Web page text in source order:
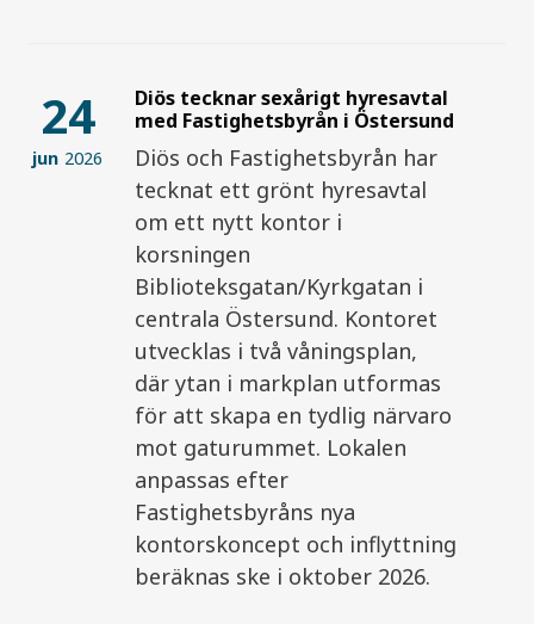
24
jun 2026
Diös tecknar sexårigt hyresavtal
med Fastighetsbyrån i Östersund
Diös och Fastighetsbyrån har
tecknat ett grönt hyresavtal
om ett nytt kontor i
korsningen
Biblioteksgatan/Kyrkgatan i
centrala Östersund. Kontoret
utvecklas i två våningsplan,
där ytan i markplan utformas
för att skapa en tydlig närvaro
mot gaturummet. Lokalen
anpassas efter
Fastighetsbyråns nya
kontorskoncept och inflyttning
beräknas ske i oktober 2026.